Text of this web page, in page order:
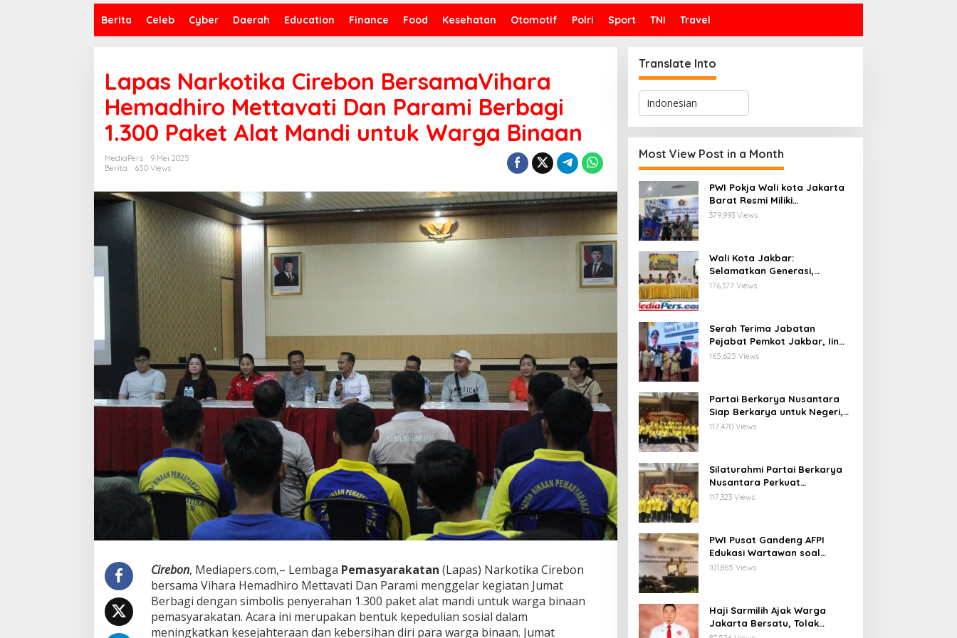
Berita Celeb Cyber Daerah Education Finance Food Kesehatan Otomotif Polri Sport TNI Travel
Lapas Narkotika Cirebon BersamaVihara
Hemadhiro Mettavati Dan Parami Berbagi
1.300 Paket Alat Mandi untuk Warga Binaan
MediaPers
9 Mei 2025
Berita
650 Views
Cirebon, Mediapers.com,– Lembaga Pemasyarakatan (Lapas) Narkotika Cirebon
bersama Vihara Hemadhiro Mettavati Dan Parami menggelar kegiatan Jumat
Berbagi dengan simbolis penyerahan 1.300 paket alat mandi untuk warga binaan
pemasyarakatan. Acara ini merupakan bentuk kepedulian sosial dalam
meningkatkan kesejahteraan dan kebersihan diri para warga binaan. Jumat
Translate Into
Most View Post in a Month
PWI Pokja Wali kota Jakarta
Barat Resmi Miliki
Kepengurusan dan
Sarat Makna
379,993 Views
Wali Kota Jakbar:
Selamatkan Generasi,
Hentikan Bullying dan
176,377 Views
Serah Terima Jabatan
Pejabat Pemkot Jakbar, Iin
Mutmainnah: Mutasi Adalah
165,625 Views
Partai Berkarya Nusantara
Siap Berkarya untuk Negeri,
Kawal Program Prabowo dan
117,470 Views
Silaturahmi Partai Berkarya
Nusantara Perkuat
Konsolidasi Organisasi dan
117,323 Views
PWI Pusat Gandeng AFPI
Edukasi Wartawan soal
Pindar dan Perlindungan
101,865 Views
Haji Sarmilih Ajak Warga
Jakarta Bersatu, Tolak